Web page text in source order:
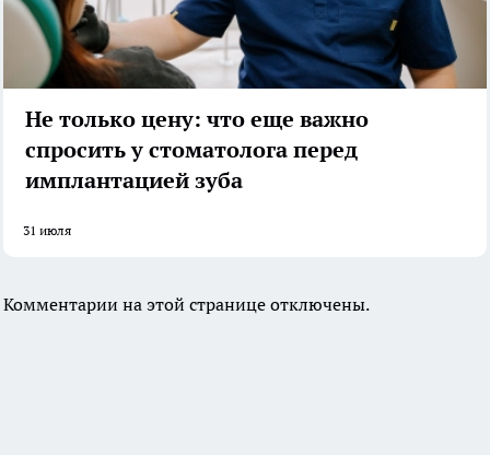
Не только цену: что еще важно
спросить у стоматолога перед
имплантацией зуба
31 июля
Комментарии на этой странице отключены.